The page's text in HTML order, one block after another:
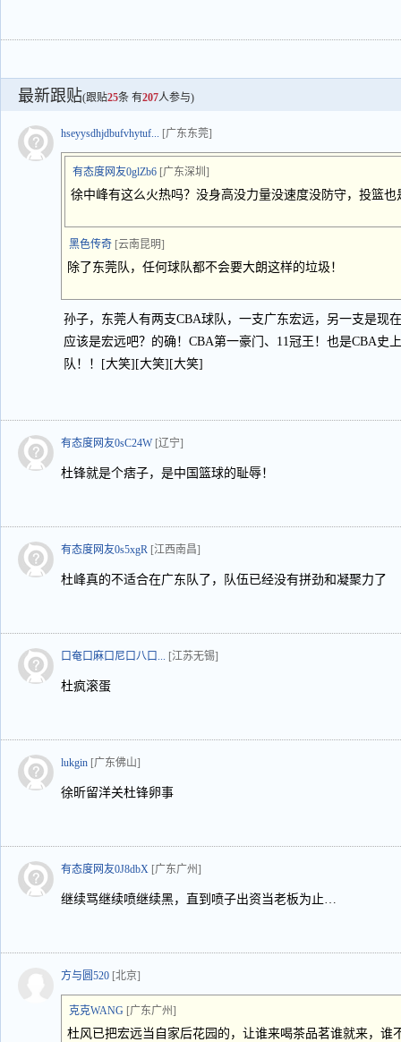
最新跟贴(跟贴25条 有207人参与)
hseyysdhjdbufvhytuf... [广东东莞]
有态度网友0glZb6 [广东深圳]
徐中峰有这么火热吗？没身高没力量没速度没防守，投篮
黑色传奇 [云南昆明]
除了东莞队，任何球队都不会要大朗这样的垃圾！
孙子，东莞人有两支CBA球队，一支广东宏远，另一支是现
应该是宏远吧？的确！CBA第一豪门、11冠王！也是CBA史
队！！[大笑][大笑][大笑]
有态度网友0sC24W [辽宁]
杜锋就是个痞子，是中国篮球的耻辱！
有态度网友0s5xgR [江西南昌]
杜峰真的不适合在广东队了，队伍已经没有拼劲和凝聚力了
口奄口麻口尼口八口... [江苏无锡]
杜疯滚蛋
lukgin [广东佛山]
徐昕留洋关杜锋卵事
有态度网友0J8dbX [广东广州]
继续骂继续喷继续黑，直到喷子出资当老板为止…
方与圆520 [北京]
克克WANG [广东广州]
杜风已把宏远当自家后花园的，让谁来喝茶品茗谁就来，谁